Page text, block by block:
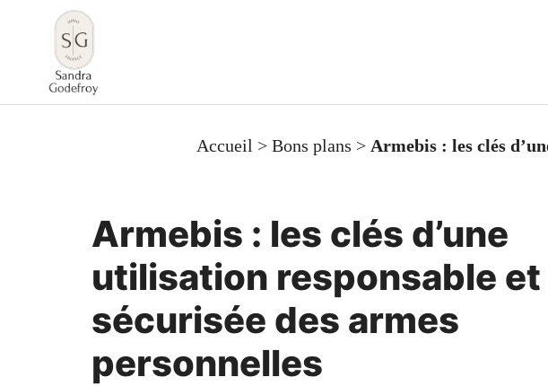
contenu
Accueil > Bons plans > Armebis : les clés
Armebis : les clés d’une
utilisation responsable et
sécurisée des armes
personnelles